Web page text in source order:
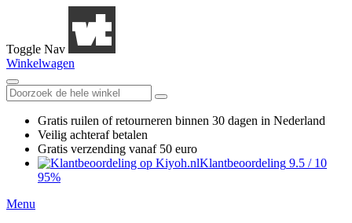
Toggle Nav
Winkelwagen
Gratis ruilen of retourneren binnen 30 dagen in Nederland
Veilig achteraf betalen
Gratis verzending vanaf 50 euro
Klantbeoordeling 9.5 / 10
95%
Menu